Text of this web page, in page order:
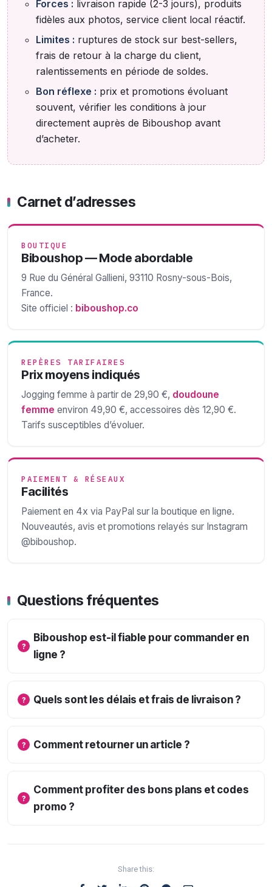
Forces : livraison rapide (2-3 jours), produits
fidèles aux photos, service client local réactif.
Limites : ruptures de stock sur best-sellers,
frais de retour à la charge du client,
ralentissements en période de soldes.
Bon réflexe : prix et promotions évoluant
souvent, vérifier les conditions à jour
directement auprès de Biboushop avant
d’acheter.
Carnet d’adresses
BOUTIQUE
Biboushop — Mode abordable
9 Rue du Général Gallieni, 93110 Rosny-sous-Bois,
France.
Site officiel : biboushop.co
REPÈRES TARIFAIRES
Prix moyens indiqués
Jogging femme à partir de 29,90 €, doudoune
femme environ 49,90 €, accessoires dès 12,90 €.
Tarifs susceptibles d’évoluer.
PAIEMENT & RÉSEAUX
Facilités
Paiement en 4x via PayPal sur la boutique en ligne.
Nouveautés, avis et promotions relayés sur Instagram
@biboushop.
Questions fréquentes
Biboushop est-il fiable pour commander en
ligne ?
Quels sont les délais et frais de livraison ?
Comment retourner un article ?
Comment profiter des bons plans et codes
promo ?
Share this: